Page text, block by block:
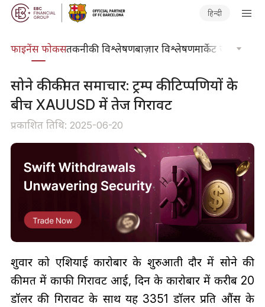
हिन्दी
फाइनेंस फोकसतकनीकी विश्लेषणबाज़ार विश्लेषणमार्केट जर्नलट्रेडिंग
सोने की कीमत समाचार: ट्रम्प की टिप्पणियों के
बीच XAUUSD में तेज गिरावट
प्रकाशित तिथि: 2025-06-20
शुक्रवार को एशियाई कारोबार के शुरुआती दौर में सोने की
कीमत में काफी गिरावट आई, दिन के कारोबार में करीब 20
डॉलर की गिरावट के साथ यह 3351 डॉलर प्रति औंस के